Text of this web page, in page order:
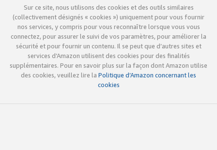
Sur ce site, nous utilisons des cookies et des outils similaires
(collectivement désignés « cookies ») uniquement pour vous fournir
nos services, y compris pour vous reconnaître lorsque vous vous
connectez, pour assurer le suivi de vos paramètres, pour améliorer la
sécurité et pour fournir un contenu. Il se peut que d’autres sites et
services d’Amazon utilisent des cookies pour des finalités
supplémentaires. Pour en savoir plus sur la façon dont Amazon utilise
des cookies, veuillez lire la Politique d’Amazon concernant les
cookies